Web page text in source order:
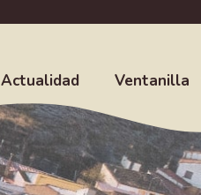
Actualidad Ventanilla